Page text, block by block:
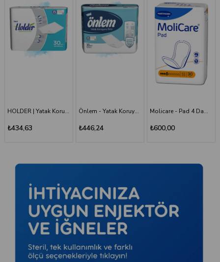
Önlem - Yatak Koruyucu 60*90 - 30'lu Paket
₺446,24
Molicare - Pad 4 Damla - Mesane Pedi
₺600,00
Holder - Belbantlı Hasta Bezi - S - 120 Adet, 4 Paket
₺1.660,00